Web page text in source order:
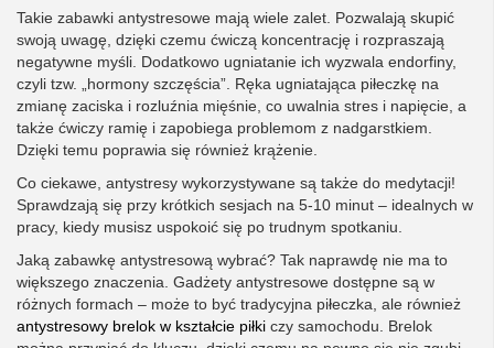
Takie zabawki antystresowe mają wiele zalet. Pozwalają skupić
swoją uwagę, dzięki czemu ćwiczą koncentrację i rozpraszają
negatywne myśli. Dodatkowo ugniatanie ich wyzwala endorfiny,
czyli tzw. „hormony szczęścia”. Ręka ugniatająca piłeczkę na
zmianę zaciska i rozluźnia mięśnie, co uwalnia stres i napięcie, a
także ćwiczy ramię i zapobiega problemom z nadgarstkiem.
Dzięki temu poprawia się również krążenie.
Co ciekawe, antystresy wykorzystywane są także do medytacji!
Sprawdzają się przy krótkich sesjach na 5-10 minut – idealnych w
pracy, kiedy musisz uspokoić się po trudnym spotkaniu.
Jaką zabawkę antystresową wybrać? Tak naprawdę nie ma to
większego znaczenia. Gadżety antystresowe dostępne są w
różnych formach – może to być tradycyjna piłeczka, ale również
antystresowy brelok w kształcie piłki czy samochodu. Brelok